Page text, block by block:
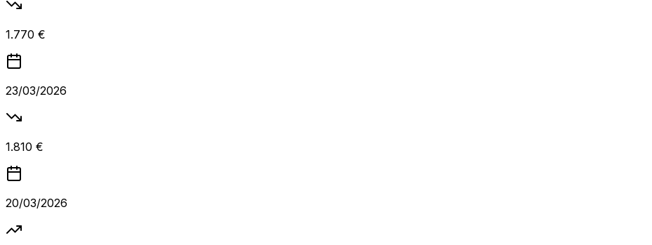
1.770 €
23/03/2026
1.810 €
20/03/2026